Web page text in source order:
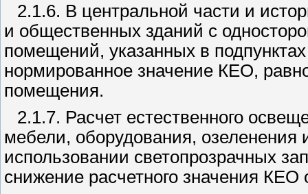
2.1.6. В центральной части и
и общественных зданий с
помещений, указанных в
нормированное значение КЕО,
помещения.
2.1.7. Расчет естественного
мебели, оборудования, озеленения
использовании светопрозрачных
снижение расчетного значения